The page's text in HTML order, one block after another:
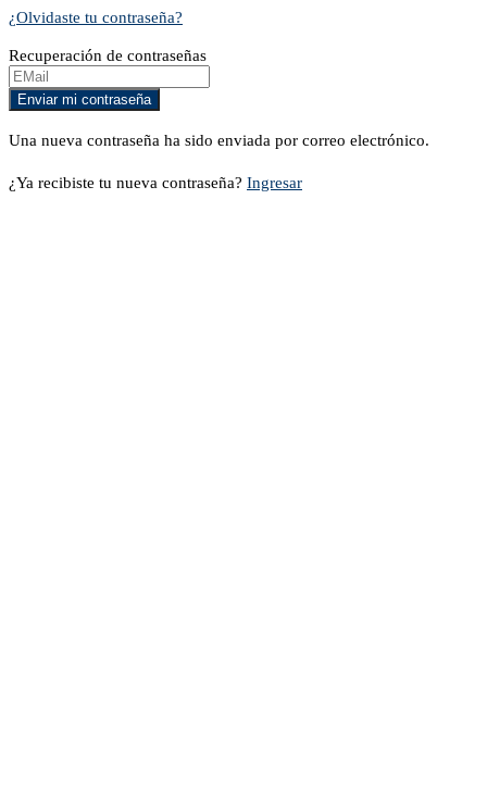
¿Olvidaste tu contraseña?
Recuperación de contraseñas
Una nueva contraseña ha sido enviada por correo electrónico.
¿Ya recibiste tu nueva contraseña? Ingresar